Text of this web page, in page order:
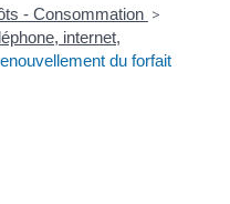
- Consommation >
internet,
du forfait